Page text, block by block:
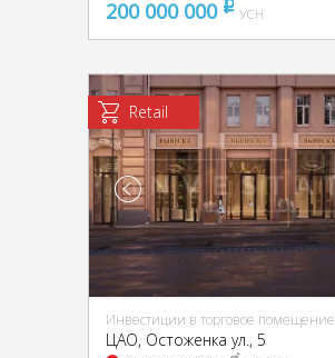
200 000 000 pуб
УСН
Retail
Инвестиции в торговое помещение
ЦАО, Остоженка ул., 5